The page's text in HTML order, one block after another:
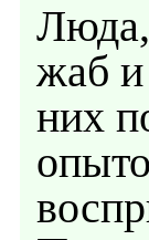
жаб и
них